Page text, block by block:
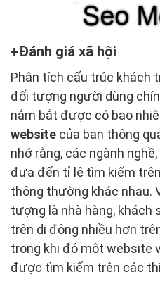
Đánh giá xã hội
Phân tích cấu trúc khách
đối tượng người dùng
nắm bắt được có bao
website của bạn thông
nhớ rằng, các ngành
đưa đến tỉ lệ tìm kiếm
thông thường khác nhau.
tượng là nhà hàng,
trên di động nhiều hơn
trong khi đó một website
được tìm kiếm trên các